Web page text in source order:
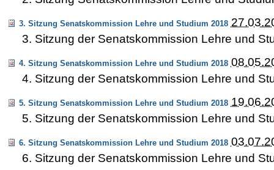
3. Sitzung Senatskommission Lehre und Studium 2018
3. Sitzung der Senatskommission Lehre und
4. Sitzung Senatskommission Lehre und Studium 2018
4. Sitzung der Senatskommission Lehre und
5. Sitzung Senatskommission Lehre und Studium 2018
5. Sitzung der Senatskommission Lehre und
6. Sitzung Senatskommission Lehre und Studium 2018
6. Sitzung der Senatskommission Lehre und